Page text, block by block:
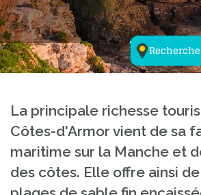
La principale richesse
Côtes-d'Armor vient de sa
maritime sur la Manche et
des côtes. Elle offre ainsi